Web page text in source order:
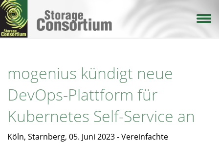
Direkt
zum
Inhalt
mogenius kündigt neue
DevOps-Plattform für
Kubernetes Self-Service an
Köln, Starnberg, 05. Juni 2023 - Vereinfachte